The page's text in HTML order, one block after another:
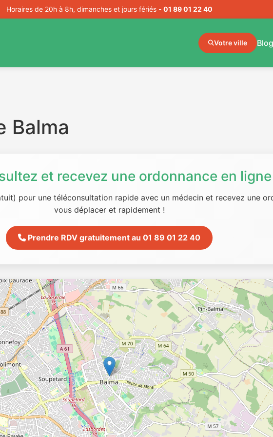
Horaires de 20h à 8h, dimanches et jours fériés - 01 89 01 22 40
Votre ville Blog
Balma
et recevez une ordonnance en ligne
pour une téléconsultation rapide avec un médecin et recevez une
vous déplacer et rapidement !
Prendre RDV gratuitement au 01 89 01 22 40